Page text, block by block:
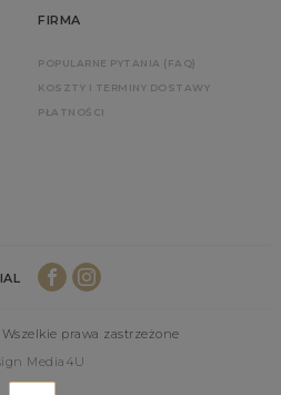
FIRMA
POPULARNE PYTANIA (FAQ)
KOSZTY I TERMINY DOSTAWY
PŁATNOŚCI
prawa zastrzeżone
Media4U